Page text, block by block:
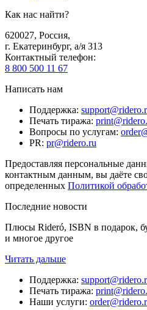
Как нас найти?
620027, Россия,
г. Екатеринбург, а/я 313
Контактный телефон:
8 800 500 11 67
Написать нам
Поддержка:
Печать тиража:
Вопросы по услугам:
PR: pr@ridero.ru
Предоставляя персональные
контактным данным, вы даёте
определенных Политикой
Последние новости
Плюсы Rideró, ISBN в подарок,
и многое другое
Читать дальше
Поддержка:
Печать тиража:
Наши услуги: